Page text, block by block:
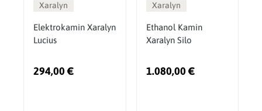
Xaralyn
Elektrokamin Xaralyn
Lucius
294,00 €
Xaralyn
Ethanol Kamin
Xaralyn Silo
1.080,00 €